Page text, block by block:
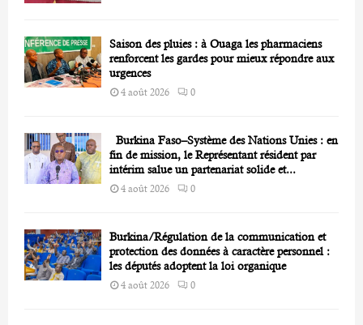
Saison des pluies : à Ouaga les pharmaciens
renforcent les gardes pour mieux répondre aux
urgences
4 août 2026 0
Burkina Faso–Système des Nations Unies : en
fin de mission, le Représentant résident par
intérim salue un partenariat solide et...
4 août 2026 0
Burkina/Régulation de la communication et
protection des données à caractère personnel :
les députés adoptent la loi organique
4 août 2026 0